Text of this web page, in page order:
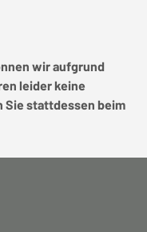
wir aufgrund
leider keine
Sie stattdessen beim